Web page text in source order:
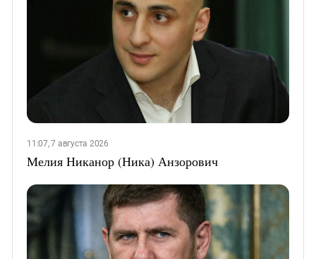
11:07, 7 августа 2026
Мелия Никанор (Ника) Анзорович